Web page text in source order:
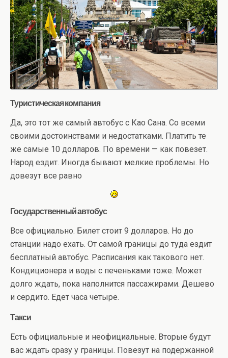
Туристическая компания
Да, это тот же самый автобус с Као Сана. Со всеми
своими достоинствами и недостатками. Платить те
же самые 10 долларов. По времени — как повезет.
Народ ездит. Иногда бывают мелкие проблемы. Но
довезут все равно
Государственный автобус
Все официально. Билет стоит 9 долларов. Но до
станции надо ехать. От самой границы до туда ездит
бесплатный автобус. Расписания как такового нет.
Кондиционера и воды с печеньками тоже. Может
долго ждать, пока наполнится пассажирами. Дешево
и сердито. Едет часа четыре.
Такси
Есть официальные и неофициальные. Вторые будут
вас ждать сразу у границы. Повезут на подержанной